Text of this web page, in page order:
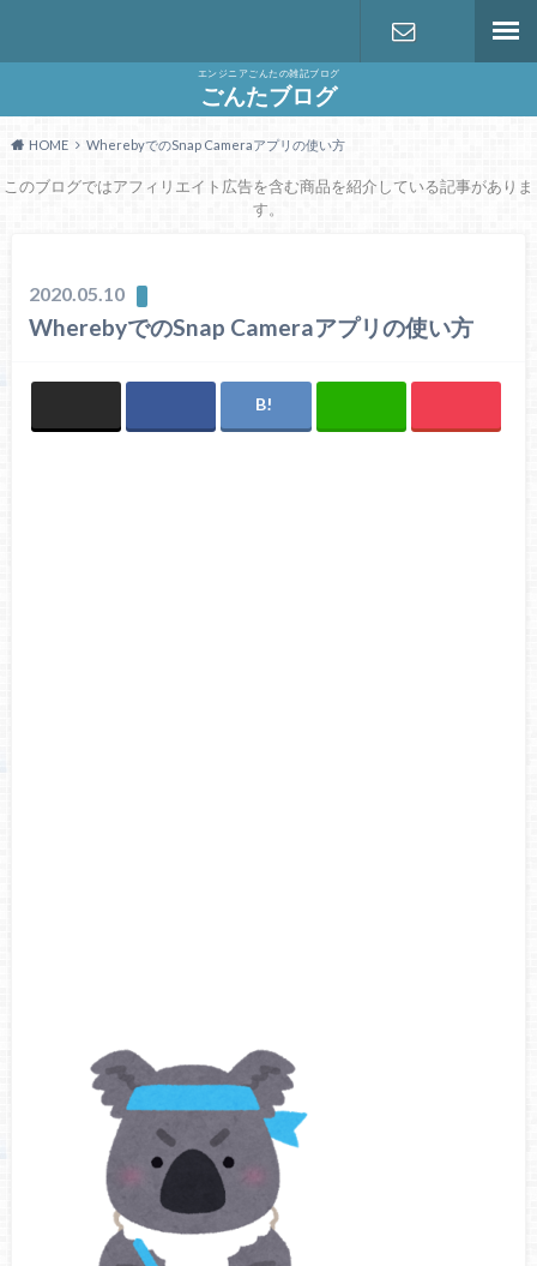
エンジニアごんたの雑記ブログ
ごんたブログ
HOME WherebyでのSnap Cameraアプリの使い方
このブログではアフィリエイト広告を含む商品を紹介している記事がありま
す。
2020.05.10
WherebyでのSnap Cameraアプリの使い方